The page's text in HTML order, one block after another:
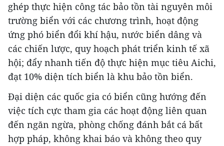
ghép thực hiện công tác bảo tồn tài nguyên môi
trường biển với các chương trình, hoạt động
ứng phó biển đổi khí hậu, nước biển dâng và
các chiến lược, quy hoạch phát triển kinh tế xã
hội; đẩy nhanh tiến độ thực hiện mục tiêu Aichi,
đạt 10% diện tích biển là khu bảo tồn biển.
Đại diện các quốc gia có biển cũng hướng đến
việc tích cực tham gia các hoạt động liên quan
đến ngăn ngừa, phòng chống đánh bắt cá bất
hợp pháp, không khai báo và không theo quy